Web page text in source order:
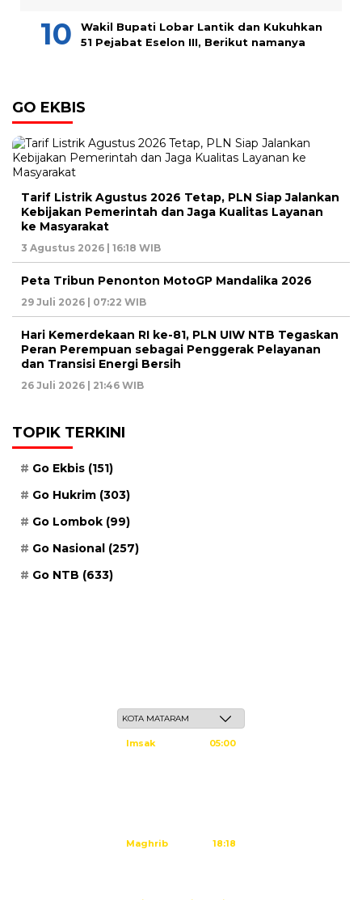
Wakil Bupati Lobar Lantik dan Kukuhkan
51 Pejabat Eselon III, Berikut namanya
GO EKBIS
Tarif Listrik Agustus 2026 Tetap, PLN Siap Jalankan
Kebijakan Pemerintah dan Jaga Kualitas Layanan
ke Masyarakat
3 Agustus 2026 | 16:18 WIB
Peta Tribun Penonton MotoGP Mandalika 2026
29 Juli 2026 | 07:22 WIB
Hari Kemerdekaan RI ke-81, PLN UIW NTB Tegaskan
Peran Perempuan sebagai Penggerak Pelayanan
dan Transisi Energi Bersih
26 Juli 2026 | 21:46 WIB
TOPIK TERKINI
Go Ekbis (151)
Go Hukrim (303)
Go Lombok (99)
Go Nasional (257)
Go NTB (633)
Imsak 05:00
Maghrib 18:18